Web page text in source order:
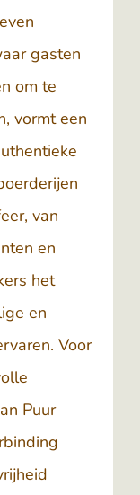
gasten
om te
vormt een
van
en
het
en
Voor
Puur